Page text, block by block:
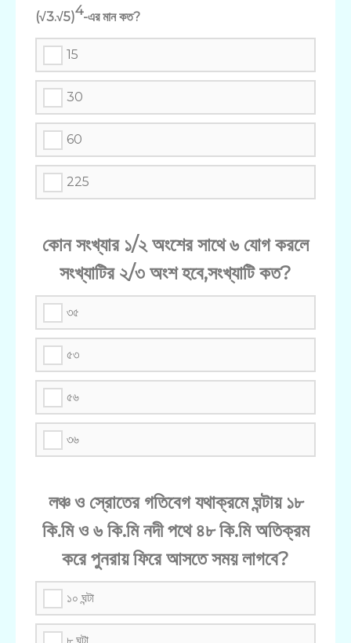
(√3.√5)4-এর মান কত?
15
30
60
225
কোন সংখ্যার ১/২ অংশের সাথে ৬ যোগ করলে
সংখ্যাটির ২/৩ অংশ হবে,সংখ্যাটি কত?
৩৫
৫৩
৫৬
৩৬
লঞ্চ ও স্রোতের গতিবেগ যথাক্রমে ঘন্টায় ১৮
কি.মি ও ৬ কি.মি নদী পথে ৪৮ কি.মি অতিক্রম
করে পুনরায় ফিরে আসতে সময় লাগবে?
১০ ঘন্টা